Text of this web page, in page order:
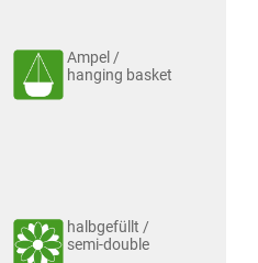
Ampel /
hanging basket
halbgefüllt /
semi-double